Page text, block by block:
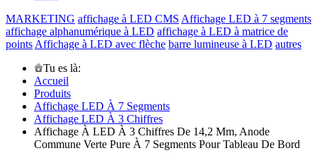
MARKETING affichage à LED CMS Affichage LED à 7 segments
affichage alphanumérique à LED affichage à LED à matrice de
points Affichage à LED avec flèche barre lumineuse à LED autres
Tu es là:
Accueil
Produits
Affichage LED À 7 Segments
Affichage LED À 3 Chiffres
Affichage À LED À 3 Chiffres De 14,2 Mm, Anode
Commune Verte Pure À 7 Segments Pour Tableau De Bord